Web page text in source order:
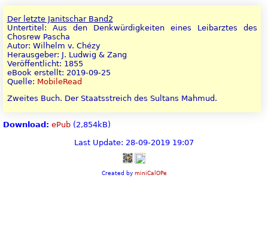
Der letzte Janitschar Band2
Untertitel: Aus den Denkwürdigkeiten eines Leibarztes des
Chosrew Pascha
Autor: Wilhelm v. Chézy
Herausgeber: J. Ludwig & Zang
Veröffentlicht: 1855
eBook erstellt: 2019-09-25
Quelle: MobileRead
Zweites Buch. Der Staatsstreich des Sultans Mahmud.
Download: ePub (2,854kB)
Last Update: 28-09-2019 19:07
Created by miniCalOPe